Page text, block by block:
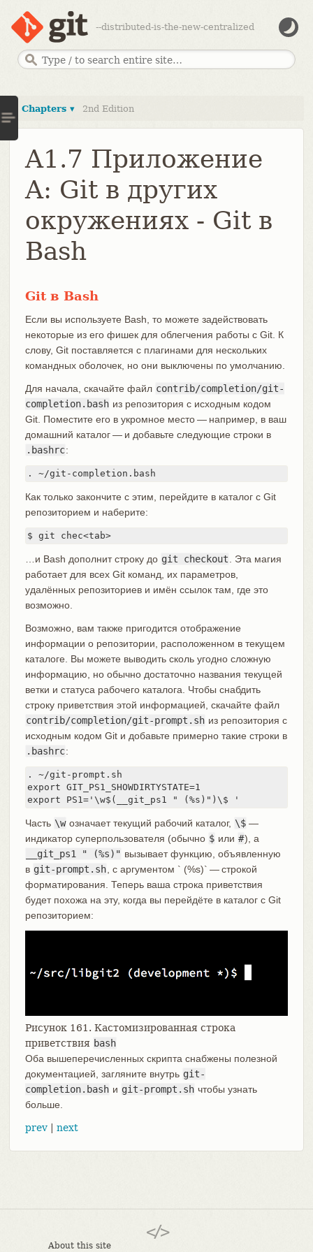
--distributed-is-the-new-centralized
Chapters ▾ 2nd Edition
A1.7 Приложение
A: Git в других
окружениях - Git в
Bash
Git в Bash
Если вы используете Bash, то можете задействовать
некоторые из его фишек для облегчения работы с Git. К
слову, Git поставляется с плагинами для нескольких
командных оболочек, но они выключены по умолчанию.
Для начала, скачайте файл contrib/completion/git-
completion.bash из репозитория с исходным кодом
Git. Поместите его в укромное место — например, в ваш
домашний каталог — и добавьте следующие строки в
.bashrc:
. ~/git-completion.bash
Как только закончите с этим, перейдите в каталог с Git
репозиторием и наберите:
$ git chec<tab>
…и Bash дополнит строку до git checkout
. Эта магия
работает для всех Git команд, их параметров,
удалённых репозиториев и имён ссылок там, где это
возможно.
Возможно, вам также пригодится отображение
информации о репозитории, расположенном в текущем
каталоге. Вы можете выводить сколь угодно сложную
информацию, но обычно достаточно названия текущей
ветки и статуса рабочего каталога. Чтобы снабдить
строку приветствия этой информацией, скачайте файл
contrib/completion/git-prompt.sh из репозитория с
исходным кодом Git и добавьте примерно такие строки в
.bashrc:
. ~/git-prompt.sh
export GIT_PS1_SHOWDIRTYSTATE=1
export PS1='\w$(__git_ps1 " (%s)")\$ '
Часть \wозначает текущий рабочий каталог, \$ —
индикатор суперпользователя (обычно $ или #), а
__git_ps1 " (%s)" вызывает функцию, объявленную
в git-prompt.sh , с аргументом ` (%s)` — строкой
форматирования. Теперь ваша строка приветствия
будет похожа на эту, когда вы перейдёте в каталог с Git
репозиторием:
Рисунок 161. Кастомизированная строка
приветствия bash
Оба вышеперечисленных скрипта снабжены полезной
документацией, загляните внутрь git-
completion.bash и git-prompt.sh чтобы узнать
больше.
prev| next
About this site